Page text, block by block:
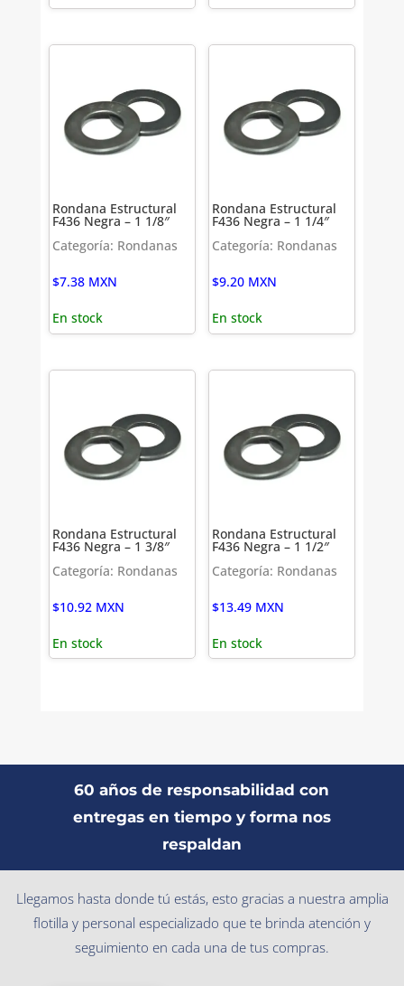
Rondana Estructural
F436 Negra – 1 1/8″
Categoría: Rondanas
$7.38 MXN
En stock
Rondana Estructural
F436 Negra – 1 1/4″
Categoría: Rondanas
$9.20 MXN
En stock
Rondana Estructural
F436 Negra – 1 3/8″
Categoría: Rondanas
$10.92 MXN
En stock
Rondana Estructural
F436 Negra – 1 1/2″
Categoría: Rondanas
$13.49 MXN
En stock
60 años de responsabilidad con
entregas en tiempo y forma nos
respaldan
Llegamos hasta donde tú estás, esto gracias a nuestra amplia
flotilla y personal especializado que te brinda atención y
seguimiento en cada una de tus compras.